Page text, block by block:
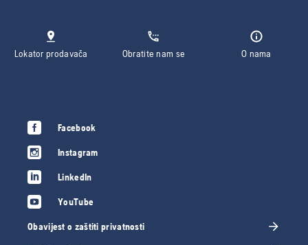
Lokator prodavača Obratite nam se O nama
Facebook
Instagram
LinkedIn
YouTube
Obavijest o zaštiti privatnosti